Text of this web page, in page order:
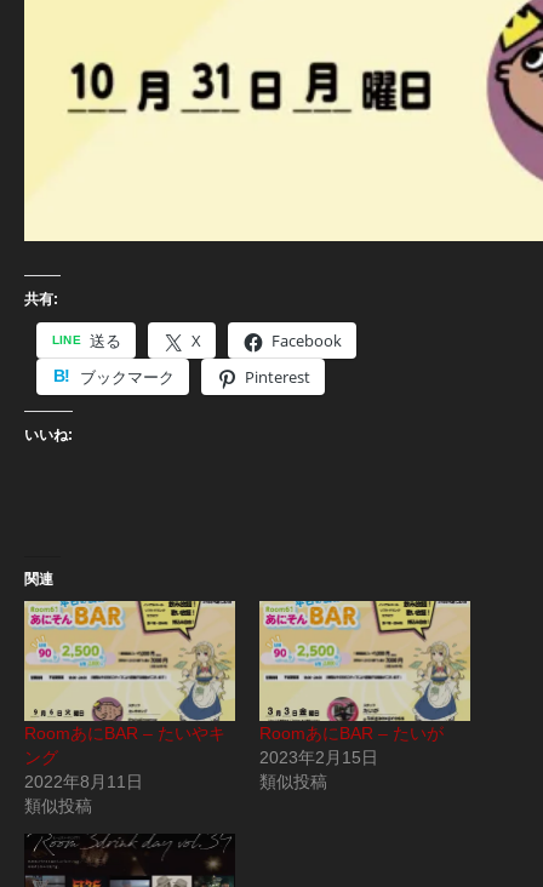
共有:
送る X
Facebook
ブックマーク
Pinterest
いいね:
関連
RoomあにBAR – たいやキ
ング
2022年8月11日
類似投稿
RoomあにBAR – たいが
2023年2月15日
類似投稿